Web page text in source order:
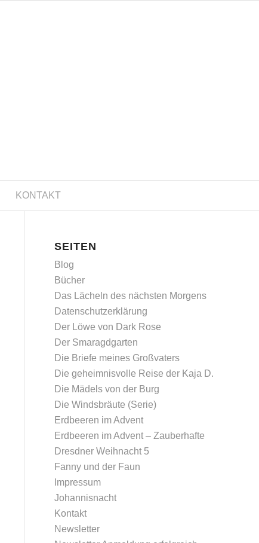
KONTAKT
SEITEN
Blog
Bücher
Das Lächeln des nächsten Morgens
Datenschutz­erklärung
Der Löwe von Dark Rose
Der Smaragdgarten
Die Briefe meines Großvaters
Die geheimnisvolle Reise der Kaja D.
Die Mädels von der Burg
Die Windsbräute (Serie)
Erdbeeren im Advent
Erdbeeren im Advent – Zauberhafte
Dresdner Weihnacht 5
Fanny und der Faun
Impressum
Johannisnacht
Kontakt
Newsletter